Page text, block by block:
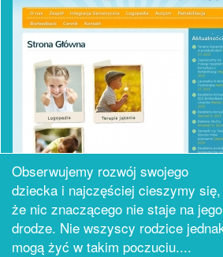
Obserwujemy rozwój swojego
dziecka i najczęściej cieszymy się,
że nic znaczącego nie staje na jego
drodze. Nie wszyscy rodzice
mogą żyć w takim poczuciu....